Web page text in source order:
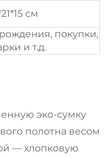
см
покупки,
и т.д.
эко-сумку
полотна весом
— хлопковую